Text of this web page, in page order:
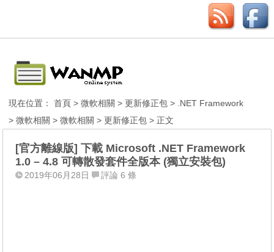
現在位置：首頁 >微軟相關 >更新修正包 > .NET Framework
>微軟相關 >微軟相關 >更新修正包 > 正文
[官方離線版] 下載 Microsoft .NET Framework
1.0 – 4.8 可轉散發套件全版本 (獨立安裝包)
2019年06月28日 評論 6 條